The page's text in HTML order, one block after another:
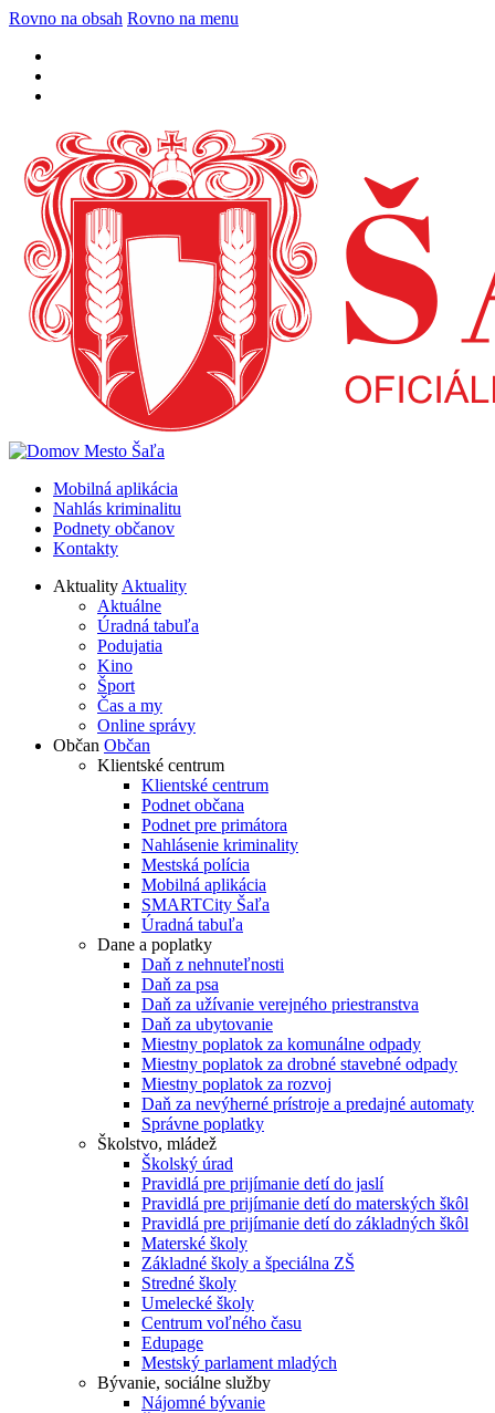
Rovno na obsah Rovno na menu
Mobilná aplikácia
Nahlás kriminalitu
Podnety občanov
Kontakty
AktualityAktuality
Aktuálne
Úradná tabuľa
Podujatia
Kino
Šport
Čas a my
Online správy
Občan Občan
Klientské centrum
Klientské centrum
Podnet občana
Podnet pre primátora
Nahlásenie kriminality
Mestská polícia
Mobilná aplikácia
SMARTCity Šaľa
Úradná tabuľa
Dane a poplatky
Daň z nehnuteľnosti
Daň za psa
Daň za užívanie verejného priestranstva
Daň za ubytovanie
Miestny poplatok za komunálne odpady
Miestny poplatok za drobné stavebné odpady
Miestny poplatok za rozvoj
Daň za nevýherné prístroje a predajné automaty
Správne poplatky
Školstvo, mládež
Školský úrad
Pravidlá pre prijímanie detí do jaslí
Pravidlá pre prijímanie detí do materských škôl
Pravidlá pre prijímanie detí do základných škôl
Materské školy
Základné školy a špeciálna ZŠ
Stredné školy
Umelecké školy
Centrum voľného času
Edupage
Mestský parlament mladých
Bývanie, sociálne služby
Nájomné bývanie